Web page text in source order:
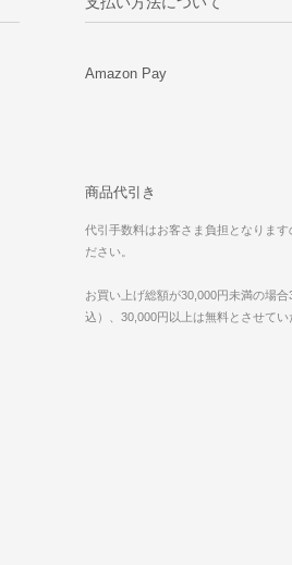
Amazon Pay
商品代引き
代引手数料はお客さま負担となります
ださい。
お買い上げ総額が30,000円未満の場合
込）、30,000円以上は無料とさせてい